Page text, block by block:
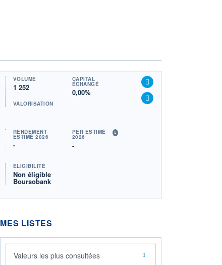
VOLUME
1 252
CAPITAL
ÉCHANGÉ
0,00%
VALORISATION
RENDEMENT
ESTIMÉ 2026
-
PER ESTIMÉ
2026
-
ÉLIGIBILITÉ
Non éligible
Boursobank
MES LISTES
Valeurs les plus consultées